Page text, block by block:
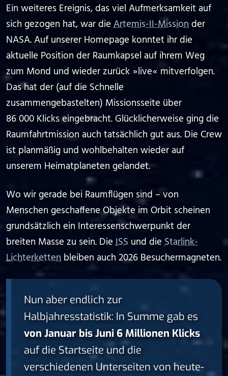
Ein weiteres Ereignis, das viel Aufmerksamkeit auf
sich gezogen hat, war die Artemis-II-Missionder
NASA. Auf unserer Homepage konntet ihr die
aktuelle Position der Raumkapsel auf ihrem Weg
zum Mond und wieder zurück ⁠ ⁠»⁠ ⁠live⁠ ⁠«⁠ ⁠ mitverfolgen.
Das hat der (auf die Schnelle
zusammengebastelten) Missionsseite über
86 000 Klicks eingebracht. Glücklicherweise ging die
Raumfahrtmission auch tatsächlich gut aus. Die Crew
ist planmäßig und wohlbehalten wieder auf
unserem Heimatplaneten gelandet.
Wo wir gerade bei Raumflügen sind – von
Menschen geschaffene Objekte im Orbit scheinen
grundsätzlich ein Interessenschwerpunkt der
breiten Masse zu sein. Die ISS und die Starlink-
Lichterketten bleiben auch 2026 Besuchermagneten.
Nun aber endlich zur
Halbjahresstatistik: In Summe gab es
von Januar bis Juni 6 Millionen Klicks
auf die Startseite und die
verschiedenen Unterseiten von heute-